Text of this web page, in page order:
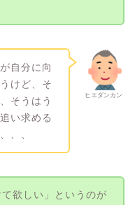
ヒエダンカン
自分に向
けど、そ
そうはう
い求める
、、
欲しい」というのが